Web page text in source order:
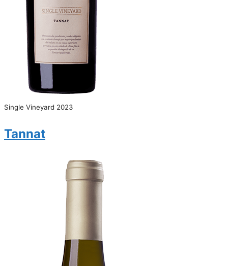
Single Vineyard 2023
Tannat